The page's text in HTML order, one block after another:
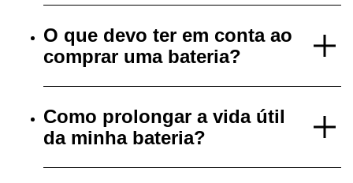
O que devo ter em conta ao
comprar uma bateria?
Como prolongar a vida útil
da minha bateria?